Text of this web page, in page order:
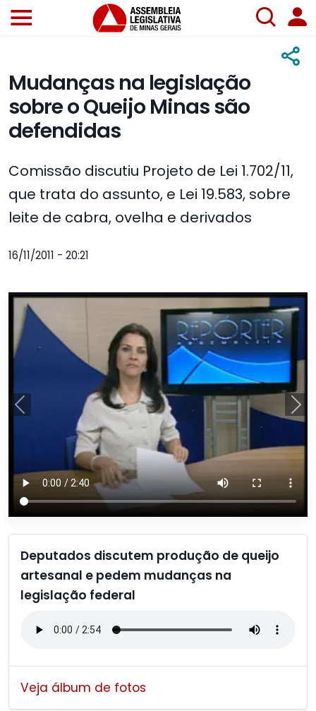
Mudanças na legislação
sobre o Queijo Minas são
defendidas
Comissão discutiu Projeto de Lei 1.702/11,
que trata do assunto, e Lei 19.583, sobre
leite de cabra, ovelha e derivados
16/11/2011 - 20:21
Anterior
Deputados discutem produção de queijo
artesanal e pedem mudanças na
legislação federal
Veja álbum de fotos